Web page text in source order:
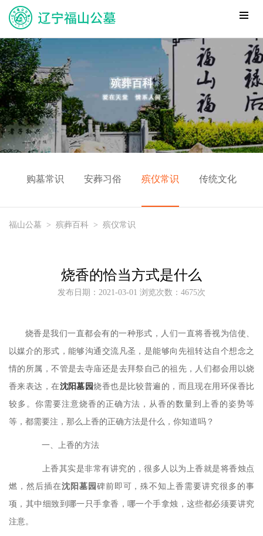
购墓常识 安葬习俗 殡仪常识 传统文化
福山公墓 > 殡葬百科 > 殡仪常识
烧香的恰当方式是什么
发布日期：2021-03-01 浏览次数：4675次
烧香是我们一直都会有的一种形式，人们一直将香视为信使、
以媒介的形式，能够沟通交流凡圣，是能够向先祖转达自个想念之
情的所属，不管是去寺庙还是去拜祭自己的祖先，人们都会用以烧
香来表达，在沈阳墓园烧香也是比较普遍的，而且现在用环保香比
较多。你需要注意烧香的正确方法，从香的数量到上香的姿势等
等，都需要注，那么上香的正确方法是什么，你知道吗？
一、上香的方法
上香其实是非常有讲究的，很多人以为上香就是将香烛点
燃，然后插在沈阳墓园 碑前即可，殊不知上香需要讲究很多的事
项，其中细致到哪一只手拿香，哪一个手拿烛，这些都必须要讲究
注意。